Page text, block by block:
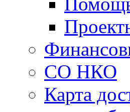
СО НКО
Карта